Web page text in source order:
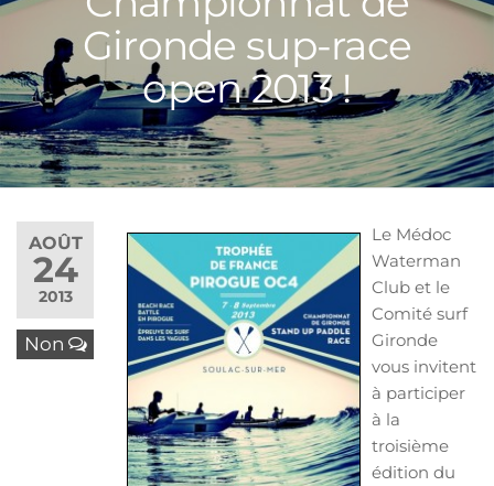
Gironde sup-race
open 2013 !
AOÛT
24
2013
Non
Le Médoc
Waterman
Club et le
Comité surf
Gironde
vous invitent
à participer
à la
troisième
édition du